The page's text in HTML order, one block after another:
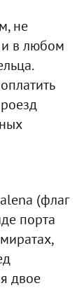
не
и в любом
(флаг
порта
двое